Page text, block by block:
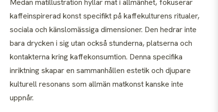
Medan matillustration hyllar mat i allmänhet, fokuserar
kaffeinspirerad konst specifikt på kaffekulturens ritualer,
sociala och känslomässiga dimensioner. Den hedrar inte
bara drycken i sig utan också stunderna, platserna och
kontakterna kring kaffekonsumtion. Denna specifika
inriktning skapar en sammanhållen estetik och djupare
kulturell resonans som allmän matkonst kanske inte
uppnår.